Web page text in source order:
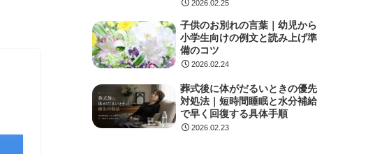
2026.02.25
子供のお別れの言葉｜幼児から
小学生向けの例文と読み上げ準
備のコツ
2026.02.24
葬式後に体がだるいときの優先
対処法｜短時間睡眠と水分補給
で早く回復する具体手順
2026.02.23